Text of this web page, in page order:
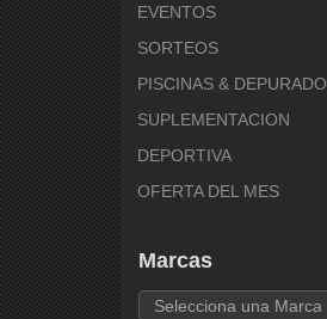
EVENTOS
SORTEOS
PISCINAS &
SUPLEMENTACION
DEPORTIVA
OFERTA DEL MES
Marcas